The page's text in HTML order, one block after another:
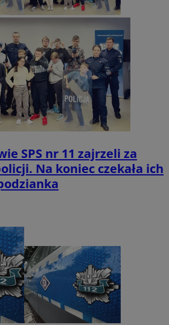
SPS nr 11 zajrzeli za
Na koniec czekała ich